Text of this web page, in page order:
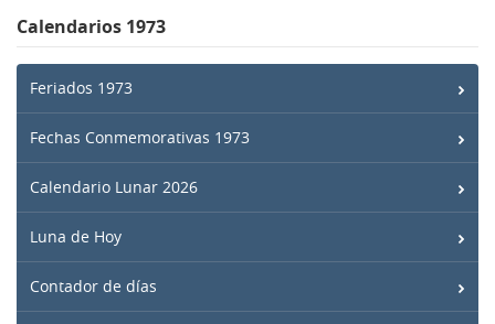
Calendarios 1973
Feriados 1973
Fechas Conmemorativas 1973
Calendario Lunar 2026
Luna de Hoy
Contador de días